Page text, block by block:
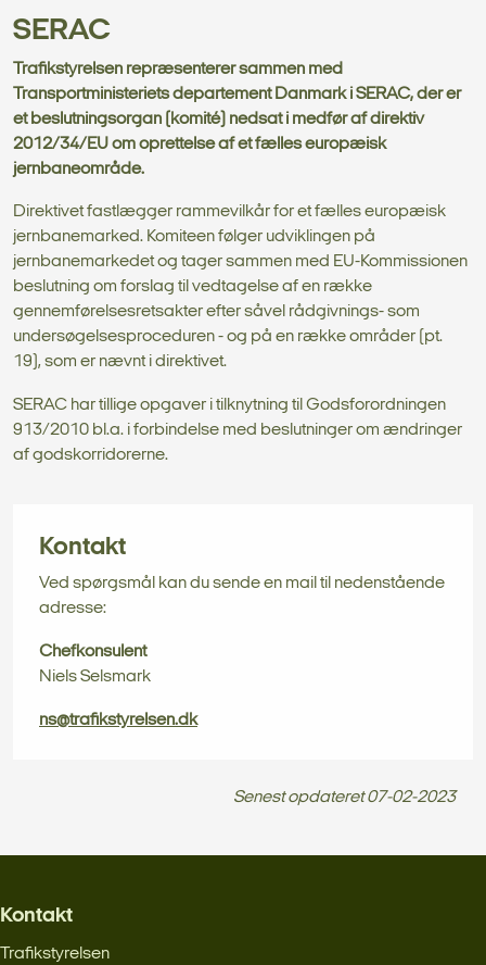
SERAC
Trafikstyrelsen repræsenterer sammen med
Transportministeriets departement Danmark i SERAC, der er
et beslutningsorgan (komité) nedsat i medfør af direktiv
2012/34/EU om oprettelse af et fælles europæisk
jernbaneområde.
Direktivet fastlægger rammevilkår for et fælles europæisk
jernbanemarked. Komiteen følger udviklingen på
jernbanemarkedet og tager sammen med EU-Kommissionen
beslutning om forslag til vedtagelse af en række
gennemførelsesretsakter efter såvel rådgivnings- som
undersøgelsesproceduren - og på en række områder (pt.
19), som er nævnt i direktivet.
SERAC har tillige opgaver i tilknytning til Godsforordningen
913/2010 bl.a. i forbindelse med beslutninger om ændringer
af godskorridorerne.
Kontakt
Ved spørgsmål kan du sende en mail til nedenstående
adresse:
Chefkonsulent
Niels Selsmark
ns@trafikstyrelsen.dk
Senest opdateret07-02-2023
Kontakt
Trafikstyrelsen